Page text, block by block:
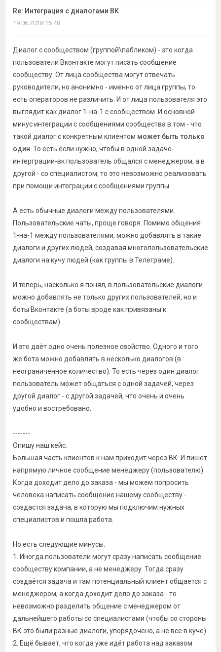
Re: Интеграция с диалогами ВК
19.06.2018 15:48
Диалог с сообществом (группой\пабликом) - это когда
пользователи Вконтакте могут писать сообщение
сообществу. От лица сообщества могут отвечать
руководители, но анонимно - именно от лица группы, то
есть операторов не различить. И от лица пользователя это
выглядит как диалог 1-на-1 с сообществом. И основной
минус интеграции с сообщениями сообщества в том - что
такой диалог с конкретным клиентом может быть только
один . То есть если нужно, чтобы в одной задаче-
интерграции-вк пользователь общался с менеджером, а в
другой - со специалистом, то это невозможно реализовать
при помощи интеграции с сообщениями группы.
А есть обычные диалоги между пользователями.
Пользовательские чаты, проще говоря. Помимо общения
1-на-1 между пользователями, можно добавлять в такие
диалоги и других людей, создавая многопользовательские
диалоги на кучу людей (как группы в Телеграме).
И теперь, насколько я понял, в пользовательские диалоги
можно добавлять не только других пользователей, но и
боты Вконтакте (а боты вроде как привязаны к
сообществам).
И это даёт одно очень полезное свойство. Одного и того
же бота можно добавлять в несколько диалогов (в
неограниченное количество). То есть через один диалог
пользователь может общаться с одной задачей, через
другой диалог - с другой задачей, что очень и очень
удобно и востребовано.
-------
Опишу наш кейс.
Большая часть клиентов к нам приходит через ВК. И пишет
напрямую личное сообщение менеджеру (пользователю).
Когда доходит дело до заказа - мы можем попросить
человека написать сообщение нашему сообществу -
создастся задача, в которую мы подключим нужных
специалистов и пошла работа.
Но есть следующие минусы:
1. Иногда пользователи могут сразу написать сообщение
сообществу компании, а не менеджеру. Тогда сразу
создаётся задача и там потенциальный клиент общается с
менеджером, а когда доходит дело до заказа - то
невозможно разделить общение с менеджером от
дальнейшего работы со специалистами (чтобы со стороны
ВК это были разные диалоги, упорядочено, а не всё в куче).
2. Ещё бывает, что когда уже идёт работа над заказом